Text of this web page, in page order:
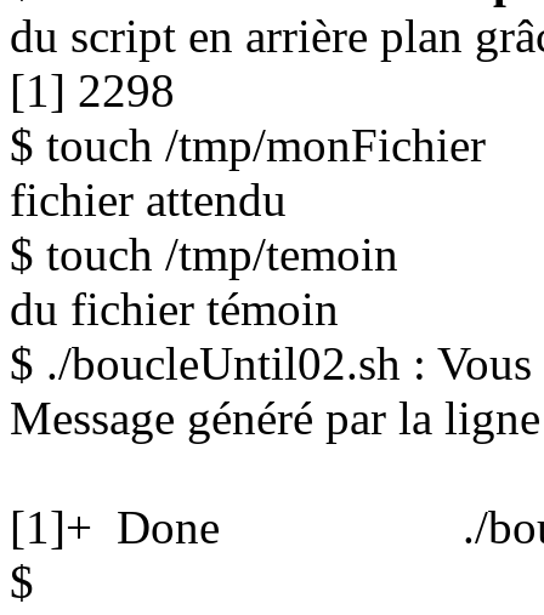
du script en arrière plan
[1] 2298
$ touch /tmp/
fichier attendu
$ touch /tmp/
du fichier témoin
$ ./boucleUntil02.sh :
Message généré par la
[1]+ Done ./
$